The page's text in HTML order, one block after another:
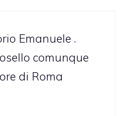
Emanuele .
comunque
di Roma